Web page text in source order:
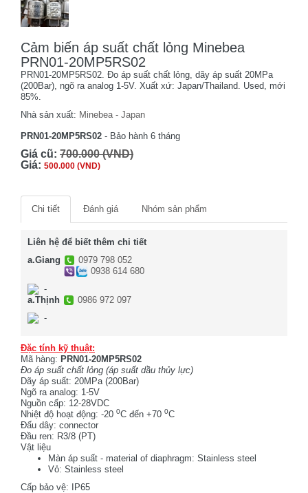
Cảm biến áp suất chất lỏng Minebea
PRN01-20MP5RS02
PRN01-20MP5RS02. Đo áp suất chất lỏng, dãy áp suất 20MPa
(200Bar), ngõ ra analog 1-5V. Xuất xứ: Japan/Thailand. Used, mới
85%.
Nhà sản xuất: Minebea - Japan
PRN01-20MP5RS02 - Bảo hành 6 tháng
Giá cũ: 700.000 (VND)
Giá: 500.000 (VND)
Chi tiết Đánh giá Nhóm sản phẩm
Liên hệ để biết thêm chi tiết
a.Giang
0979 798 052
0938 614 680
-
a.Thịnh
0986 972 097
-
Đặc tính kỹ thuật:
Mã hàng: PRN01-20MP5RS02
Đo áp suất chất lỏng (áp suất dầu thủy lực)
Dãy áp suất: 20MPa (200Bar)
Ngõ ra analog: 1-5V
Nguồn cấp: 12-28VDC
Nhiệt độ hoạt động: -20 0C đến +70 0C
Đấu dây: connector
Đầu ren: R3/8 (PT)
Vật liệu
Màn áp suất - material of diaphragm: Stainless steel
Vỏ: Stainless steel
Cấp bảo vệ: IP65